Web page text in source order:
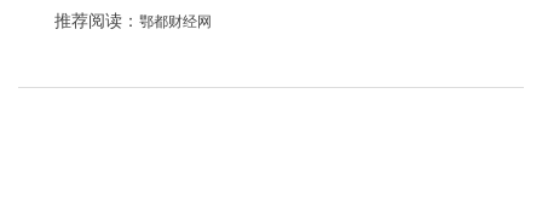
推荐阅读： 鄂都财经网